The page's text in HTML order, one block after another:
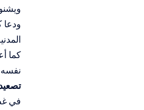
ودعا
كما
في